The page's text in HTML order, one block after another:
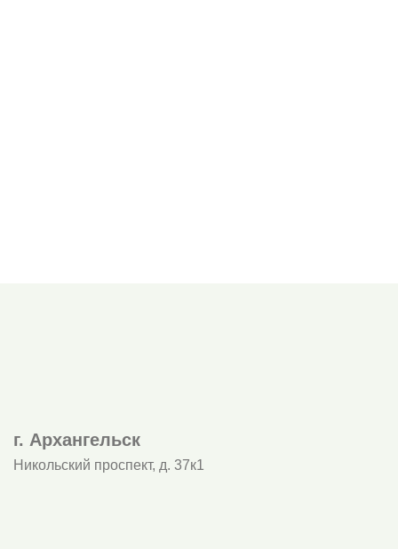
г. Архангельск
Никольский проспект, д. 37к1